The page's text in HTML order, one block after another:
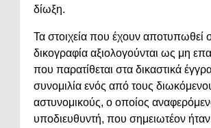
δίωξη.
Τα στοιχεία που έχουν αποτυπωθεί
δικογραφία αξιολογούνται ως μη
που παρατίθεται στα δικαστικά
συνομιλία ενός από τους
αστυνομικούς, ο οποίος
υποδιευθυντή, που σημειωτέον ήταν